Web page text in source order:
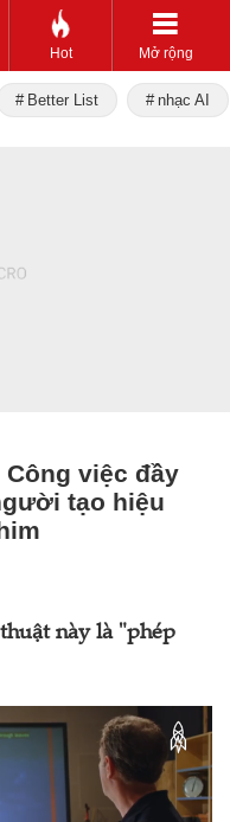
Hot Mở rộng
Better List nhạc AI
việc đầy
tạo hiệu
này là "phép